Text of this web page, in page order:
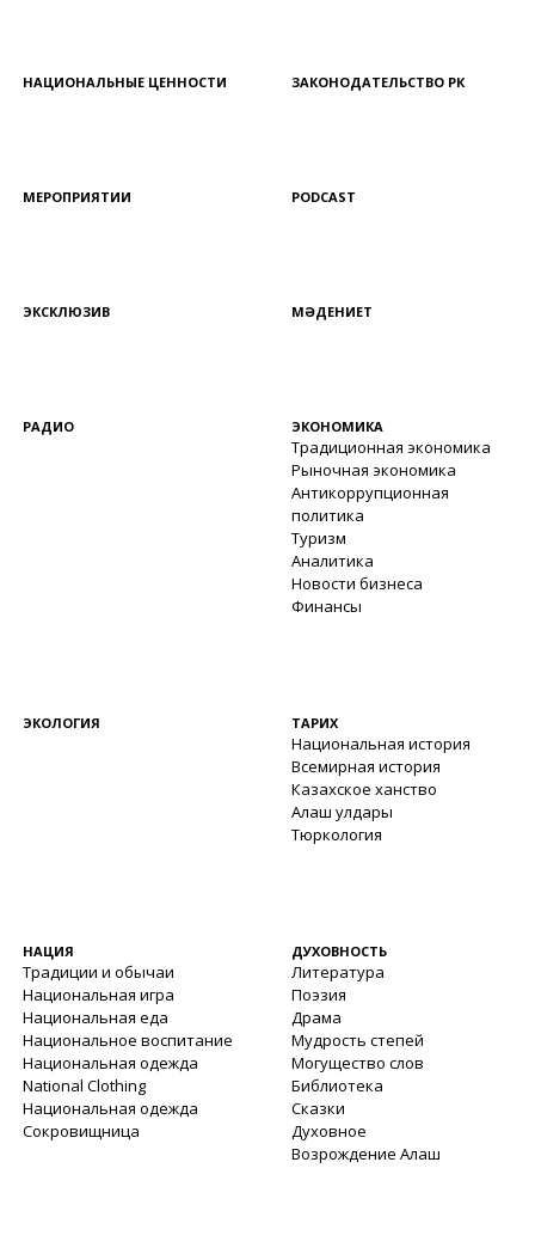
НАЦИОНАЛЬНЫЕ ЦЕННОСТИ ЗАКОНОДАТЕЛЬСТВО РК
МЕРОПРИЯТИИ PODCAST
ЭКСКЛЮЗИВ МӘДЕНИЕТ
РАДИО ЭКОНОМИКА
Традиционная экономика
Рыночная экономика
Антикоррупционная
политика
Туризм
Аналитика
Новости бизнеса
Финансы
ЭКОЛОГИЯ ТАРИХ
Национальная история
Всемирная история
Казахское ханство
Алаш улдары
Тюркология
НАЦИЯ
Традиции и обычаи
Национальная игра
Национальная еда
Национальное воспитание
Национальная одежда
National Clothing
Национальная одежда
Сокровищница
ДУХОВНОСТЬ
Литература
Поэзия
Драма
Мудрость степей
Могущество слов
Библиотека
Сказки
Духовное
Возрождение Алаш